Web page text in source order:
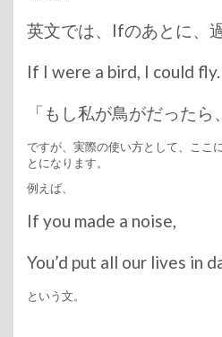
英文では、Ifのあとに、
If I were a bird, I could fly.
「もし私が鳥がだったら
ですが、実際の使い方として、ここ
とになります。
例えば、
If you made a noise,
You’d put all our lives in
という文。